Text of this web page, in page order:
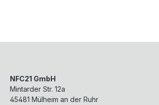
NFC21 GmbH
Mintarder Str. 12a
45481 Mülheim an der Ruhr